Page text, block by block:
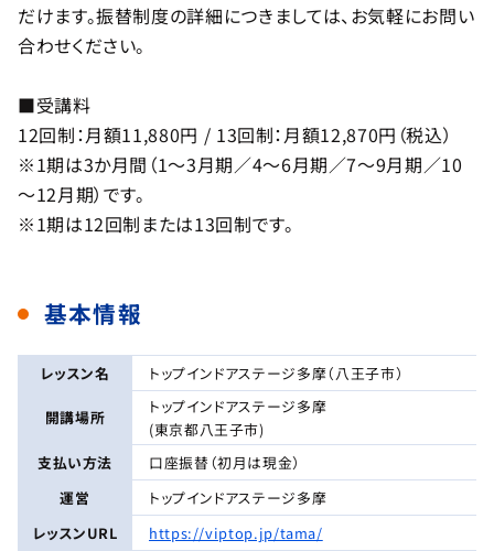
だけます。振替制度の詳細につきましては、お気軽にお問い
合わせください。
■受講料
12回制：月額11,880円 / 13回制：月額12,870円（税込）
※1期は3か月間（1～3月期／4～6月期／7～9月期／10
～12月期）です。
※1期は12回制または13回制です。
基本情報
レッスン名 トップインドアステージ多摩（八王子市）
開講場所
トップインドアステージ多摩
(東京都八王子市)
支払い方法
口座振替（初月は現金）
運営
トップインドアステージ多摩
レッスンURL
https://viptop.jp/tama/